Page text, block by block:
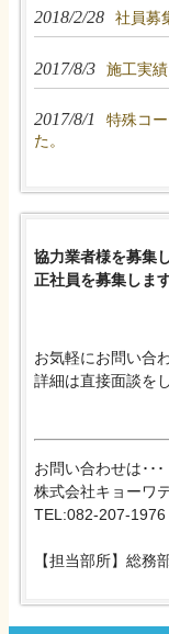
2018/2/28 社員募
2017/8/3 施工実績
2017/8/1
特殊コ
た。
協力業者様を募集
正社員を募集します
お気軽にお問い合
詳細は直接面談を
お問い合わせは･･･
株式会社キョーワ
TEL:082-207-1976
【担当部所】総務